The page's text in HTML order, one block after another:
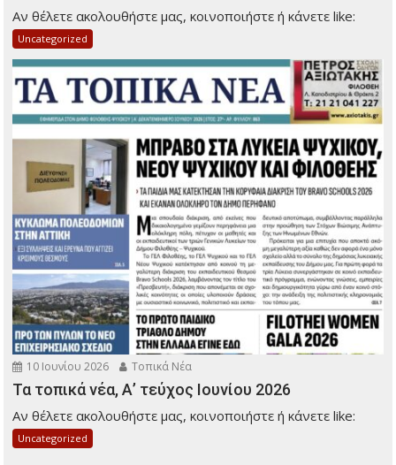
Αν θέλετε ακολουθήστε μας, κοινοποιήστε ή κάνετε like:
Uncategorized
10 Ιουνίου 2026 Τοπικά Νέα
Τα τοπικά νέα, Α’ τεύχος Ιουνίου 2026
Αν θέλετε ακολουθήστε μας, κοινοποιήστε ή κάνετε like:
Uncategorized